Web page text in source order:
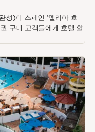
성)이 스페인 ‘멜리아 호
구매 고객들에게 호텔 할